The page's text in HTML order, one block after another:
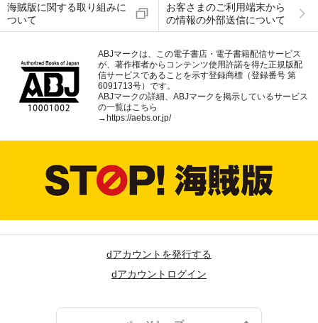
海賊版に関する取り組みに
ついて
お客さまのご利用端末から
の情報の外部送信について
ABJマークは、この電子書店・電子書籍配信サービス
が、著作権者からコンテンツ使用許諾を得た正規版配
信サービスであることを示す登録商標（登録番号 第
6091713号）です。
ABJマークの詳細、ABJマークを掲示しているサービス
の一覧はこちら
→ https://aebs.or.jp/
dアカウントを発行する
dアカウントログイン